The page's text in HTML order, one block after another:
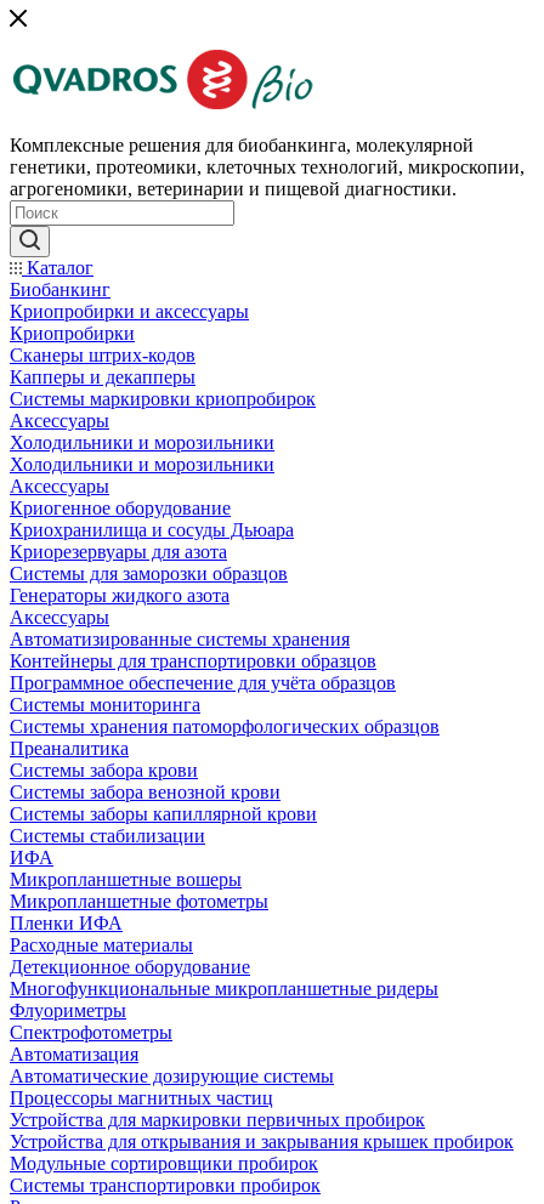
Комплексные решения для биобанкинга, молекулярной
генетики, протеомики, клеточных технологий, микроскопии,
агрогеномики, ветеринарии и пищевой диагностики.
Каталог
Биобанкинг
Криопробирки и аксессуары
Криопробирки
Сканеры штрих-кодов
Капперы и декапперы
Системы маркировки криопробирок
Аксессуары
Холодильники и морозильники
Холодильники и морозильники
Аксессуары
Криогенное оборудование
Криохранилища и сосуды Дьюара
Криорезервуары для азота
Системы для заморозки образцов
Генераторы жидкого азота
Аксессуары
Автоматизированные системы хранения
Контейнеры для транспортировки образцов
Программное обеспечение для учёта образцов
Системы мониторинга
Системы хранения патоморфологических образцов
Преаналитика
Системы забора крови
Системы забора венозной крови
Системы заборы капиллярной крови
Системы стабилизации
ИФА
Микропланшетные вошеры
Микропланшетные фотометры
Пленки ИФА
Расходные материалы
Детекционное оборудование
Многофункциональные микропланшетные ридеры
Флуориметры
Спектрофотометры
Автоматизация
Автоматические дозирующие системы
Процессоры магнитных частиц
Устройства для маркировки первичных пробирок
Устройства для открывания и закрывания крышек пробирок
Модульные сортировщики пробирок
Системы транспортировки пробирок